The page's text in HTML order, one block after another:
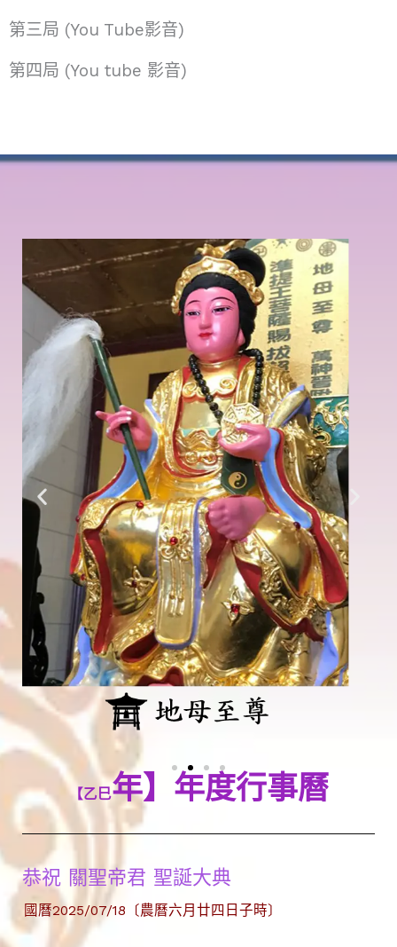
第三局 (You Tube影音)
第四局 (You tube 影音)
【乙巳年】年度行事曆
恭祝 關聖帝君 聖誕大典
國曆2025/07/18〔農曆六月廿四日子時〕